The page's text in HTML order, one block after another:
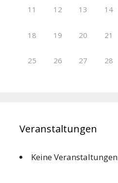
11 12 13 14
18 19 20 21
25 26 27 28
Veranstaltungen
Keine Veranstaltungen